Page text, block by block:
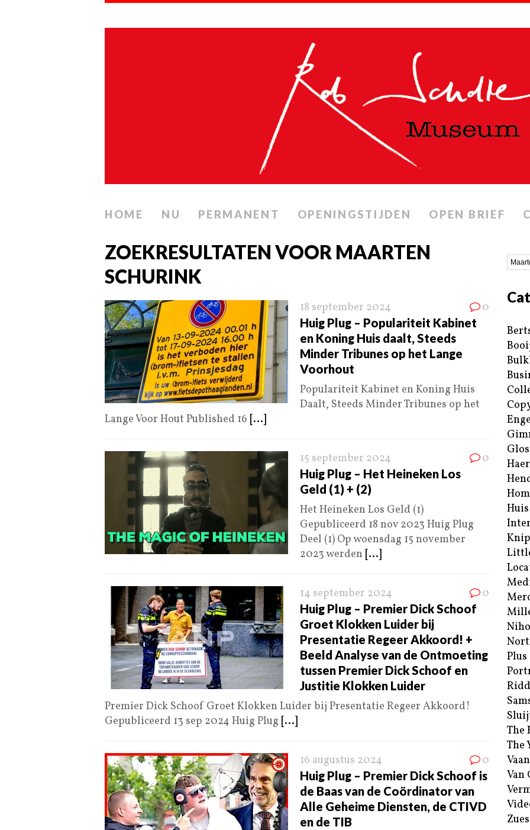
HOME NU PERMANENT OPENINGSTIJDEN OPEN BRIEF
ZOEKRESULTATEN VOOR MAARTEN
SCHURINK
18 september 2024 0
Huig Plug – Populariteit Kabinet
en Koning Huis daalt, Steeds
Minder Tribunes op het Lange
Voorhout
Populariteit Kabinet en Koning Huis
Daalt, Steeds Minder Tribunes op het
Lange Voor Hout Published 16 [...]
15 september 2024 0
Huig Plug – Het Heineken Los
Geld (1) + (2)
Het Heineken Los Geld (1)
Gepubliceerd 18 nov 2023 Huig Plug
Deel (1) Op woensdag 15 november
2023 werden [...]
14 september 2024 0
Huig Plug – Premier Dick Schoof
Groet Klokken Luider bij
Presentatie Regeer Akkoord! +
Beeld Analyse van de Ontmoeting
tussen Premier Dick Schoof en
Justitie Klokken Luider
Premier Dick Schoof Groet Klokken Luider bij Presentatie Regeer Akkoord!
Gepubliceerd 13 sep 2024 Huig Plug [...]
16 augustus 2024 0
Huig Plug – Premier Dick Schoof is
de Baas van de Coördinator van
Alle Geheime Diensten, de CTIVD
en de TIB
Plus
The
The
Van